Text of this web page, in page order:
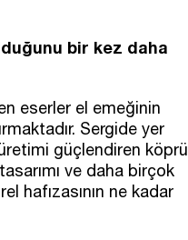
bir kez daha
eserler el emeğinin
Sergide yer
güçlendiren köprü
ve daha birçok
hafızasının ne kadar